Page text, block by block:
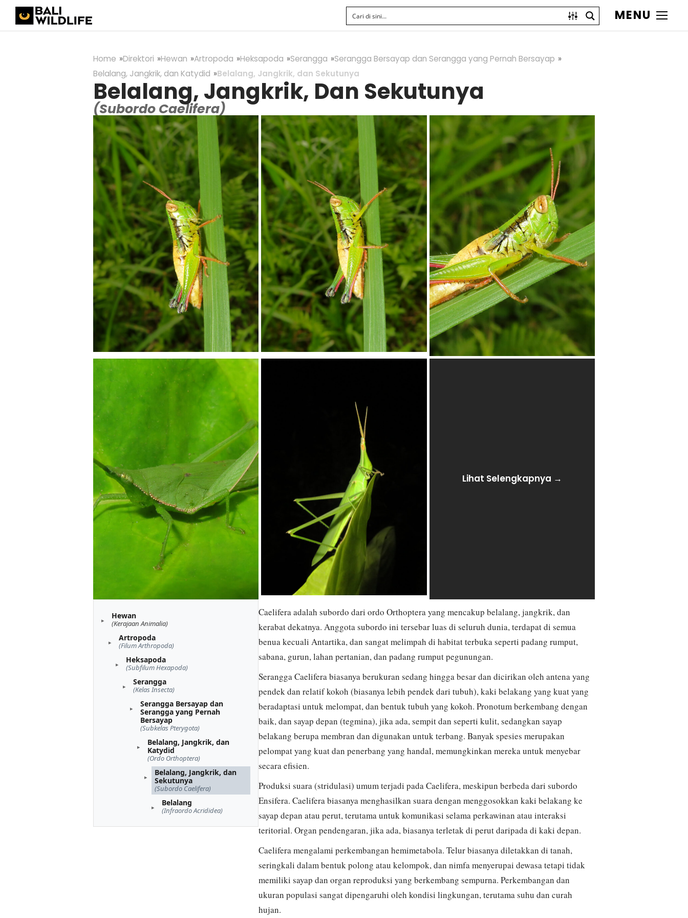
MENU
Home Direktori Hewan Artropoda Heksapoda Serangga
Serangga Bersayap dan Serangga yang Pernah Bersayap
Belalang, Jangkrik, dan Katydid
Belalang, Jangkrik, dan Sekutunya
Belalang, Jangkrik, Dan Sekutunya
(Subordo Caelifera)
Lihat Selengkapnya →
Hewan
(Kerajaan Animalia)
Artropoda
(Filum Arthropoda)
Heksapoda
(Subfilum Hexapoda)
Serangga
(Kelas Insecta)
Serangga Bersayap dan
Serangga yang Pernah
Bersayap
(Subkelas Pterygota)
Belalang, Jangkrik, dan
Katydid
(Ordo Orthoptera)
Belalang, Jangkrik, dan
Sekutunya
(Subordo Caelifera)
Belalang
(Infraordo Acrididea)
Caelifera adalah subordo dari ordo Orthoptera yang mencakup belalang, jangkrik, dan
kerabat dekatnya. Anggota subordo ini tersebar luas di seluruh dunia, terdapat di semua
benua kecuali Antartika, dan sangat melimpah di habitat terbuka seperti padang rumput,
sabana, gurun, lahan pertanian, dan padang rumput pegunungan.
Serangga Caelifera biasanya berukuran sedang hingga besar dan dicirikan oleh antena yang
pendek dan relatif kokoh (biasanya lebih pendek dari tubuh), kaki belakang yang kuat yang
beradaptasi untuk melompat, dan bentuk tubuh yang kokoh. Pronotum berkembang dengan
baik, dan sayap depan (tegmina), jika ada, sempit dan seperti kulit, sedangkan sayap
belakang berupa membran dan digunakan untuk terbang. Banyak spesies merupakan
pelompat yang kuat dan penerbang yang handal, memungkinkan mereka untuk menyebar
secara efisien.
Produksi suara (stridulasi) umum terjadi pada Caelifera, meskipun berbeda dari subordo
Ensifera. Caelifera biasanya menghasilkan suara dengan menggosokkan kaki belakang ke
sayap depan atau perut, terutama untuk komunikasi selama perkawinan atau interaksi
teritorial. Organ pendengaran, jika ada, biasanya terletak di perut daripada di kaki depan.
Caelifera mengalami perkembangan hemimetabola. Telur biasanya diletakkan di tanah,
seringkali dalam bentuk polong atau kelompok, dan nimfa menyerupai dewasa tetapi tidak
memiliki sayap dan organ reproduksi yang berkembang sempurna. Perkembangan dan
ukuran populasi sangat dipengaruhi oleh kondisi lingkungan, terutama suhu dan curah
hujan.